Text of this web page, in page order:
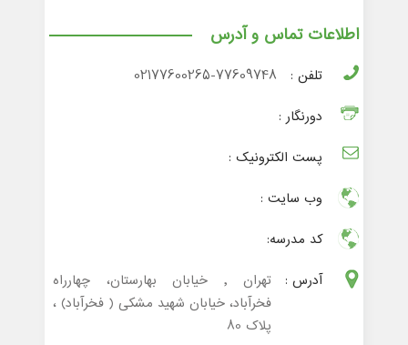
اطلاعات تماس و آدرس
تلفن :
02177600265-77609748
دورنگار :
پست الکترونیک :
وب سایت :
کد مدرسه:
آدرس :
تهران , خیابان بهارستان، چهارراه
فخرآباد، خیابان شهید مشکی ( فخرآباد) ،
پلاک 80